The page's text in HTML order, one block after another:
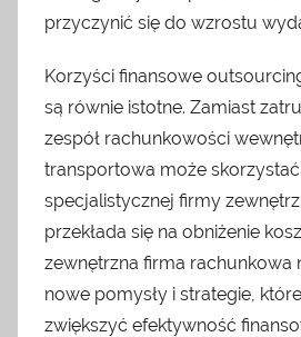
przyczynić się do wzrostu
Korzyści finansowe
są równie istotne. Zamiast
zespół rachunkowości
transportowa może skorzystać
specjalistycznej firmy
przekłada się na obniżenie
zewnętrzna firma rachunkowa
nowe pomysły i strategie,
zwiększyć efektywność